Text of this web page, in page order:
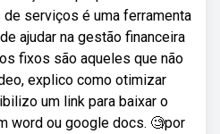
serviços é uma ferramenta
ajudar na gestão financeira
fixos são aqueles que não
explico como otimizar
um link para baixar o
word ou google docs. 🧐por